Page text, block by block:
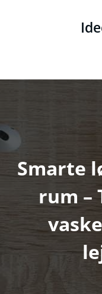
Smarte
rum –